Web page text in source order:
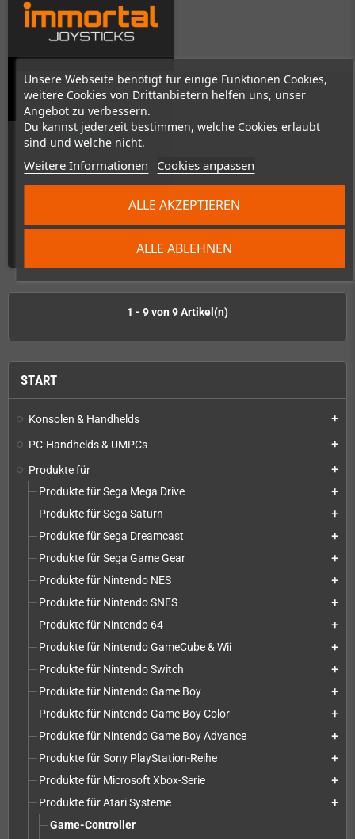
Unsere Webseite benötigt für einige Funktionen Cookies,
weitere Cookies von Drittanbietern helfen uns, unser
Angebot zu verbessern.
Du kannst jederzeit bestimmen, welche Cookies erlaubt
sind und welche nicht.
Weitere Informationen Cookies anpassen
ALLE ABLEHNEN
ALLE AKZEPTIEREN
START
Konsolen & Handhelds add
PC-Handhelds & UMPCs add
Produkte für add
Produkte für Sega Mega Drive add
Produkte für Sega Saturn add
Produkte für Sega Dreamcast add
Produkte für Sega Game Gear add
Produkte für Nintendo NES add
Produkte für Nintendo SNES add
Produkte für Nintendo 64 add
Produkte für Nintendo GameCube & Wii add
Produkte für Nintendo Switch add
Produkte für Nintendo Game Boy add
Produkte für Nintendo Game Boy Color add
Produkte für Nintendo Game Boy Advance add
Produkte für Sony PlayStation-Reihe add
Produkte für Microsoft Xbox-Serie add
Produkte für Atari Systeme add
Game-Controller
Immortal Joystick
Auf Lager
199,00 €
1 - 9 von 9 Artikel(n)